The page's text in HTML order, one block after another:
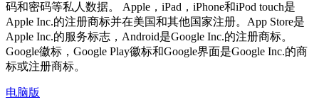
码和密码等私人数据。 Apple，iPad，iPhone和iPod touch是
Apple Inc.的注册商标并在美国和其他国家注册。App Store是
Apple Inc.的服务标志，Android是Google Inc.的注册商标。
Google徽标，Google Play徽标和Google界面是Google Inc.的商
标或注册商标。
电脑版